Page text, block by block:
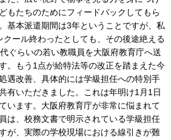
もたちのためにフィードバックしてもら
基本派遣期間は3年ということですが、私
クール終わったとしても、その後途絶える
ぐらいの若い教職員を大阪府教育庁へ送
。もう1点が給特法等の改正を踏まえた今
遇改善、具体的には学級担任への特別手
有いただきました。これは年明け1月1日
います。大阪府教育庁が非常に悩まれて
は、校務文書で明示されている学級担任
が、実際の学校現場における線引きが難